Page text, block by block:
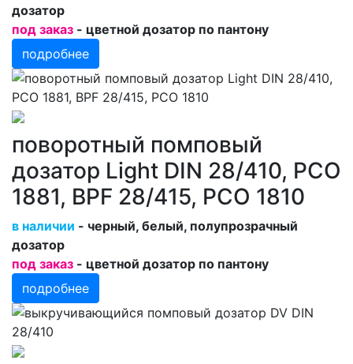
дозатор
под заказ - цветной дозатор по пантону
подробнее
поворотный помповый
дозатор Light DIN 28/410, PCO
1881, BPF 28/415, PCO 1810
в наличии - черный, белый, полупрозрачный
дозатор
под заказ - цветной дозатор по пантону
подробнее